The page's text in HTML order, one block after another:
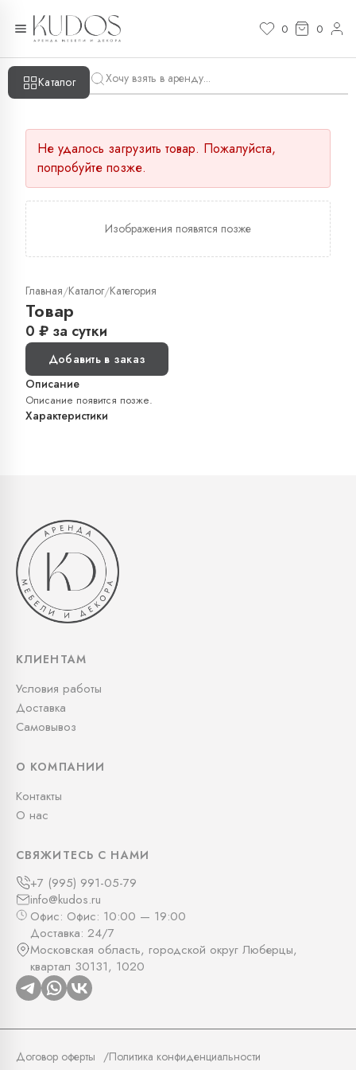
0 0
Каталог
Не удалось загрузить товар. Пожалуйста,
попробуйте позже.
Изображения появятся позже
Главная/Каталог/Категория
Товар
0 ₽ за сутки
Добавить в заказ
Описание
Описание появится позже.
Характеристики
КЛИЕНТАМ
Условия работы
Доставка
Самовывоз
О КОМПАНИИ
Контакты
О нас
СВЯЖИТЕСЬ С НАМИ
+7 (995) 991-05-79
info@kudos.ru
Офис: Офис: 10:00 — 19:00
Доставка: 24/7
Московская область, городской округ Люберцы,
квартал 30131, 1020
Договор оферты Политика конфиденциальности